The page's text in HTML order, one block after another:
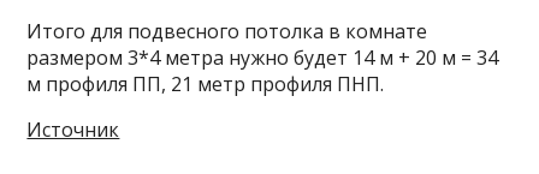
Итого для подвесного потолка в комнате
размером 3*4 метра нужно будет 14 м + 20 м = 34
м профиля ПП, 21 метр профиля ПНП.
Источник